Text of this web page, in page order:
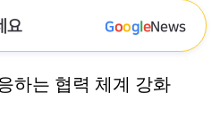
요 GoogleNews
하는 협력 체계 강화